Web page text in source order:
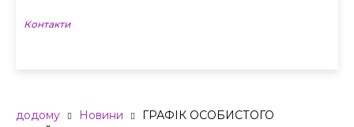
Контакти
додому Новини
ГРАФІК ОСОБИСТОГО